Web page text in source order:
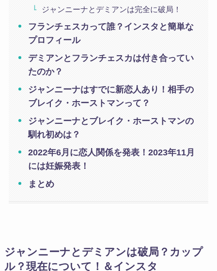
ジャンニーナとデミアンは完全に破局！
フランチェスカって誰？インスタと簡単な
プロフィール
デミアンとフランチェスカは付き合ってい
たのか？
ジャンニーナはすでに新恋人あり！相手の
ブレイク・ホーストマンって？
ジャンニーナとブレイク・ホーストマンの
馴れ初めは？
2022年6月に恋人関係を発表！2023年11月
には妊娠発表！
まとめ
ジャンニーナとデミアンは破局？カップ
ル？現在について！＆インスタ